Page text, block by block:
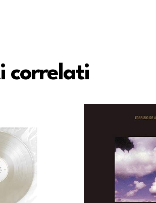
correlati